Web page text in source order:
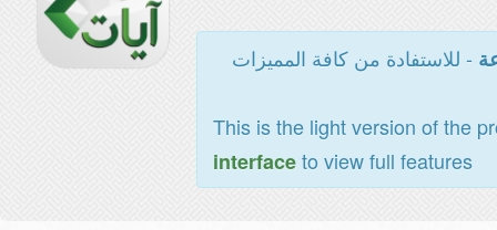
- للاستفادة من كافة المميزات
This is the light version of the
interfaceto view full features